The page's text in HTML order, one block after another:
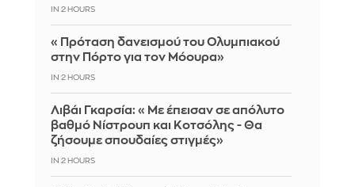
IN 2 HOURS
«Πρόταση δανεισμού του Ολυμπιακού
στην Πόρτο για τον Μόουρα»
IN 2 HOURS
Λιβάι Γκαρσία: «Με έπεισαν σε απόλυτο
βαθμό Νίστρουπ και Κοτσόλης - Θα
ζήσουμε σπουδαίες στιγμές»
IN 2 HOURS